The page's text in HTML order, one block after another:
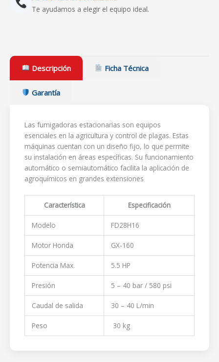
Te ayudamos a elegir el equipo ideal.
Descripción Ficha Técnica
Garantía
Las fumigadoras estacionarias son equipos
esenciales en la agricultura y control de plagas. Estas
máquinas cuentan con un diseño fijo, lo que permite
su instalación en áreas específicas. Su funcionamiento
automático o semiautomático facilita la aplicación de
agroquímicos en grandes extensiones
Característica Especificación
Modelo FD28H16
Motor Honda GX-160
Potencia Max. 5.5 HP
Presión 5 – 40 bar / 580 psi
Caudal de salida 30 – 40 L/min
Peso 30 kg